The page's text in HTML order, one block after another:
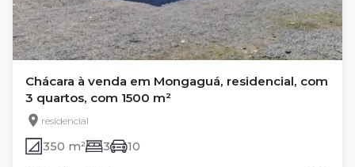
Chácara à venda em Mongaguá, residencial, com
3 quartos, com 1500 m²
residencial
350 m² 3 10